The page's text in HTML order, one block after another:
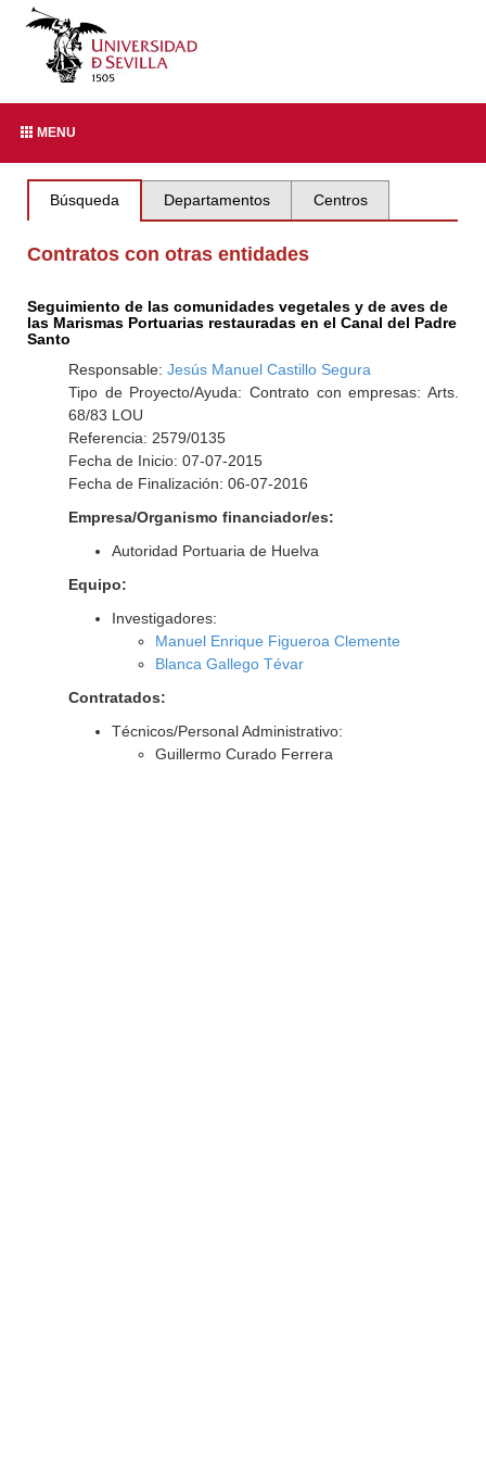
MENU
Búsqueda Departamentos Centros
Contratos con otras entidades
Seguimiento de las comunidades vegetales y de aves de
las Marismas Portuarias restauradas en el Canal del Padre
Santo
Responsable: Jesús Manuel Castillo Segura
Tipo de Proyecto/Ayuda: Contrato con empresas: Arts.
68/83 LOU
Referencia: 2579/0135
Fecha de Inicio: 07-07-2015
Fecha de Finalización: 06-07-2016
Empresa/Organismo financiador/es:
Autoridad Portuaria de Huelva
Equipo:
Investigadores:
Manuel Enrique Figueroa Clemente
Blanca Gallego Tévar
Contratados:
Técnicos/Personal Administrativo:
Guillermo Curado Ferrera